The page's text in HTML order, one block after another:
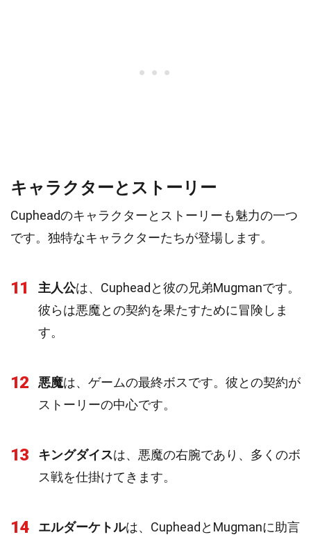
キャラクターとストーリー
Cupheadのキャラクターとストーリーも魅力の一つ
です。独特なキャラクターたちが登場します。
11 主人公は、Cupheadと彼の兄弟Mugmanです。
彼らは悪魔との契約を果たすために冒険しま
す。
12 悪魔は、ゲームの最終ボスです。彼との契約が
ストーリーの中心です。
13 キングダイスは、悪魔の右腕であり、多くのボ
ス戦を仕掛けてきます。
14 エルダーケトルは、CupheadとMugmanに助言